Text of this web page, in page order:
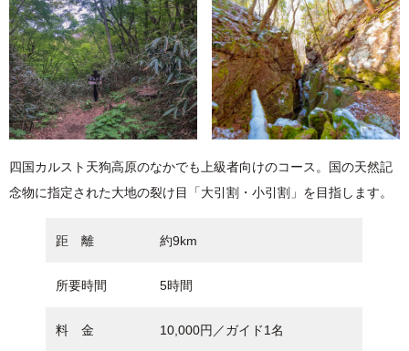
四国カルスト天狗高原のなかでも上級者向けのコース。国の天然記
念物に指定された大地の裂け目「大引割・小引割」を目指します。
距 離 約9km
所要時間 5時間
料 金 10,000円／ガイド1名